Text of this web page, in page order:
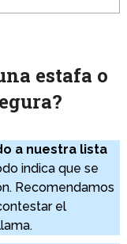
estafa o
a nuestra lista
indica que se
Recomendamos
el